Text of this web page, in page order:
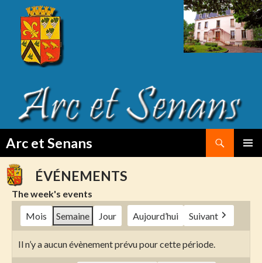
Arc et Senans
TO
CONTENTÉVÉNEMENTS
The week's events
Mois
Semaine Jour Aujourd’hui Suivant
Il n’y a aucun évènement prévu pour cette période.